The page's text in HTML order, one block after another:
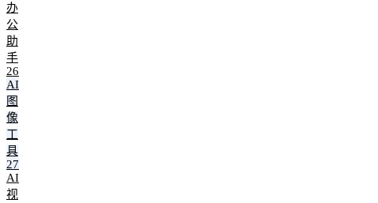
办
公
助
手
26
AI
图
像
工
具
27
AI
视